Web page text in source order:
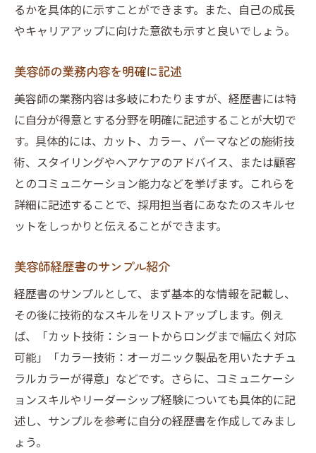
るかを具体的に示すことができます。また、自己の成長
やキャリアアップに向けた意欲も示すと良いでしょう。
美容師の業務内容を明確に記述
美容師の業務内容は多岐にわたりますが、経歴書には特
に自分が得意とする分野を明確に記述することが大切で
す。具体的には、カット、カラー、パーマなどの施術技
術、スタイリングやヘアケアのアドバイス、または顧客
とのコミュニケーション能力などを挙げます。これらを
詳細に記述することで、採用担当者にあなたのスキルセ
ットをしっかりと伝えることができます。
美容師経歴書のサンプル紹介
経歴書のサンプルとして、まず基本的な情報を記載し、
その後に技術的なスキルをリストアップします。例え
ば、「カット技術：ショートからロングまで幅広く対応
可能」「カラー技術：オーガニック製品を用いたナチュ
ラルカラーが得意」などです。さらに、コミュニケーシ
ョンスキルやリーダーシップ経験についても具体的に記
述し、サンプルを参考に自分の経歴書を作成してみまし
ょう。